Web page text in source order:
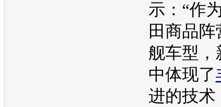
示：“作
田商品阵
舰车型 ，
中体现了
进的技术